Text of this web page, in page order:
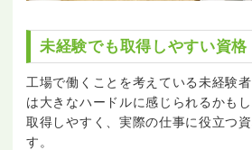
未経験でも取得しやすい資格
工場で働くことを考えている未経験
は大きなハードルに感じられるかも
取得しやすく、実際の仕事に役立つ
す。